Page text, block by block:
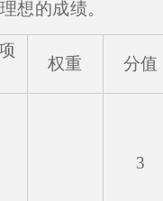
想的成绩。
权重 分值
3